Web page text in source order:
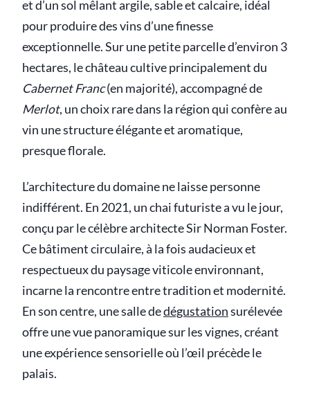
et d’un sol mêlant argile, sable et calcaire, idéal
pour produire des vins d’une finesse
exceptionnelle. Sur une petite parcelle d’environ 3
hectares, le château cultive principalement du
Cabernet Franc(en majorité), accompagné de
Merlot, un choix rare dans la région qui confère au
vin une structure élégante et aromatique,
presque florale.
L’architecture du domaine ne laisse personne
indifférent. En 2021, un chai futuriste a vu le jour,
conçu par le célèbre architecte Sir Norman Foster.
Ce bâtiment circulaire, à la fois audacieux et
respectueux du paysage viticole environnant,
incarne la rencontre entre tradition et modernité.
En son centre, une salle dedégustationsurélevée
offre une vue panoramique sur les vignes, créant
une expérience sensorielle où l’œil précède le
palais.